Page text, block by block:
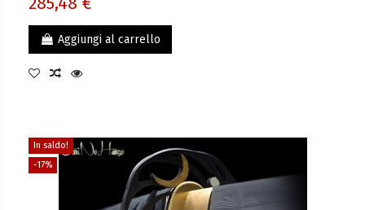
Aggiungi al carrello
In saldo!
-17%